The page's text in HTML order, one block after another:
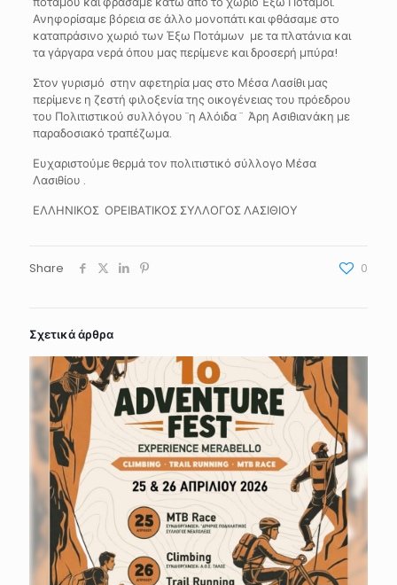
Ανηφορίσαμε βόρεια σε άλλο μονοπάτι και φθάσαμε στο
καταπράσινο χωριό των Έξω Ποτάμων με τα πλατάνια και
τα γάργαρα νερά όπου μας περίμενε και δροσερή μπύρα!
Στον γυρισμό στην αφετηρία μας στο Μέσα Λασίθι μας
περίμενε η ζεστή φιλοξενία της οικογένειας του πρόεδρου
του Πολιτιστικού συλλόγου ¨η Αλόιδα ¨ Άρη Ασιθιανάκη με
παραδοσιακό τραπέζωμα.
Ευχαριστούμε θερμά τον πολιτιστικό σύλλογο Μέσα
Λασιθίου .
ΕΛΛΗΝΙΚΟΣ ΟΡΕΙΒΑΤΙΚΟΣ ΣΥΛΛΟΓΟΣ ΛΑΣΙΘΙΟΥ
Share 0
Σχετικά άρθρα